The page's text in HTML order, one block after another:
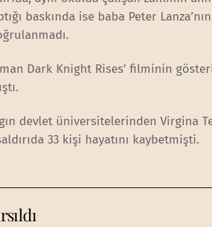
baskında ise baba Peter
Dark Knight Rises’ filminin
devlet üniversitelerinden Virgina
33 kişi hayatını kaybetmişti.